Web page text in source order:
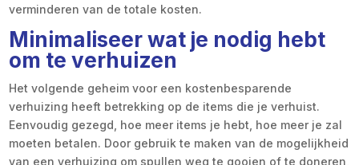
verminderen van de totale kosten.
Minimaliseer wat je nodig hebt
om te verhuizen
Het volgende geheim voor een kostenbesparende
verhuizing heeft betrekking op de items die je verhuist.
Eenvoudig gezegd, hoe meer items je hebt, hoe meer je zal
moeten betalen. Door gebruik te maken van de mogelijkheid
van een verhuizing om spullen weg te gooien of te doneren,